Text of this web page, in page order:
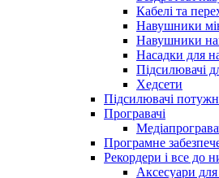
Кабелі та
Навушники
Навушники
Насадки для
Підсилювачі
Хедсети
Підсилювачі
Програвачі
Програмне
Рекордери і все до
Аксесуари для